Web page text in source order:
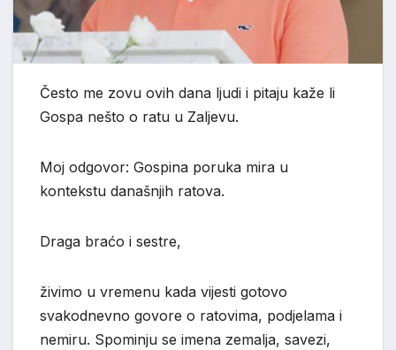
Često me zovu ovih dana ljudi i pitaju kaže li
Gospa nešto o ratu u Zaljevu.
Moj odgovor: Gospina poruka mira u
kontekstu današnjih ratova.
Draga braćo i sestre,
živimo u vremenu kada vijesti gotovo
svakodnevno govore o ratovima, podjelama i
nemiru. Spominju se imena zemalja, savezi,